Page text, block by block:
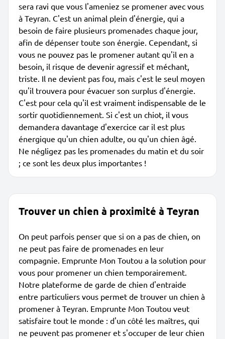
sera ravi que vous l'ameniez se promener avec vous
à Teyran. C'est un animal plein d'énergie, qui a
besoin de faire plusieurs promenades chaque jour,
afin de dépenser toute son énergie. Cependant, si
vous ne pouvez pas le promener autant qu'il en a
besoin, il risque de devenir agressif et méchant,
triste. Il ne devient pas fou, mais c'est le seul moyen
qu'il trouvera pour évacuer son surplus d'énergie.
C'est pour cela qu'il est vraiment indispensable de le
sortir quotidiennement. Si c'est un chiot, il vous
demandera davantage d'exercice car il est plus
énergique qu'un chien adulte, ou qu'un chien âgé.
Ne négligez pas les promenades du matin et du soir
; ce sont les deux plus importantes !
Trouver un chien à proximité à Teyran
On peut parfois penser que si on a pas de chien, on
ne peut pas faire de promenades en leur
compagnie. Emprunte Mon Toutou a la solution pour
vous pour promener un chien temporairement.
Notre plateforme de garde de chien d'entraide
entre particuliers vous permet de trouver un chien à
promener à Teyran. Emprunte Mon Toutou veut
satisfaire tout le monde : d'un côté les maîtres, qui
ne peuvent pas promener et s'occuper de leur chien